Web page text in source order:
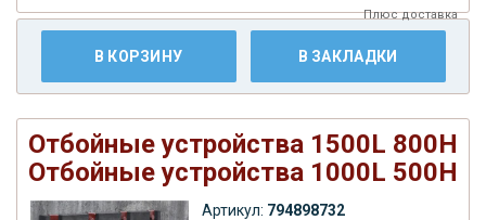
Плюсдоставка
В КОРЗИНУ В ЗАКЛАДКИ
Отбойные устройства 1500L 800H
Отбойные устройства 1000L 500H
Артикул: 794898732